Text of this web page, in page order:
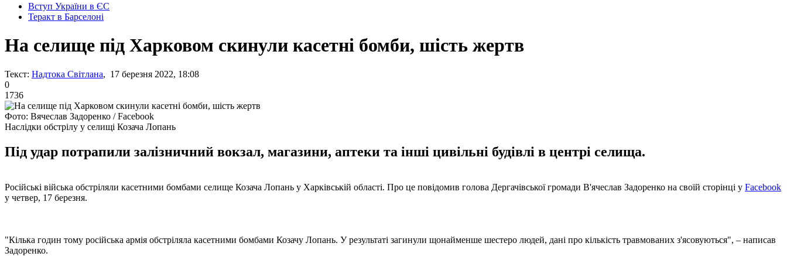
Вступ України в ЄС
Теракт в Барселоні
На селище під Харковом скинули касетні бомби, шість жертв
Текст: Надтока Світлана, 17 березня 2022, 18:08
0
1736
Фото: Вячеслав Задоренко / Facebook
Наслідки обстрілу у селищі Козача Лопань
Під удар потрапили залізничний вокзал, магазини, аптеки та інші цивільні будівлі в центрі селища.
Російські війська обстріляли касетними бомбами селище Козача Лопань у Харківській області. Про це повідомив голова Дергачівської громади В'ячеслав Задоренко на своїй сторінці у Facebook
у четвер, 17 березня.
"Кілька годин тому російська армія обстріляла касетними бомбами Козачу Лопань. У результаті загинули щонайменше шестеро людей, дані про кількість травмованих з'ясовуються", – написав
Задоренко.